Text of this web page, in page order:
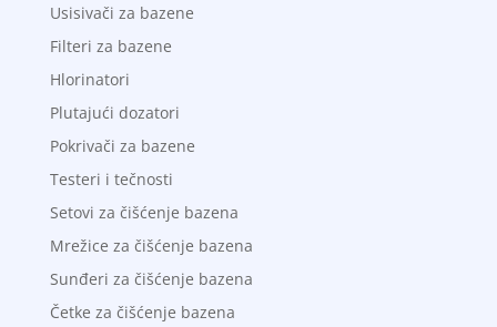
Usisivači za bazene
Filteri za bazene
Hlorinatori
Plutajući dozatori
Pokrivači za bazene
Testeri i tečnosti
Setovi za čišćenje bazena
Mrežice za čišćenje bazena
Sunđeri za čišćenje bazena
Četke za čišćenje bazena